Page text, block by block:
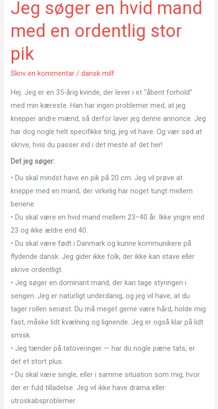
Jeg søger en hvid mand
med en ordentlig stor
pik
Skriv en kommentar /dansk milf
Hej. Jeg er en 35-årig kvinde, der lever i et “åbent forhold”
med min kæreste. Han har ingen problemer med, at jeg
knepper andre mænd, så derfor laver jeg denne annonce. Jeg
har dog nogle helt specifikke ting, jeg vil have. Og vær sød at
skrive, hvis du passer ind i det meste af det her!
Det jeg søger:
• Du skal mindst have en pik på 20 cm. Jeg vil prøve at
kneppe med en mand, der virkelig har noget tungt mellem
benene.
• Du skal være en hvid mand mellem 23–40 år. Ikke yngre end
23 og ikke ældre end 40.
• Du skal være født i Danmark og kunne kommunikere på
flydende dansk. Jeg gider ikke folk, der ikke kan stave eller
skrive ordentligt.
• Jeg søger en dominant mand, der kan tage styringen i
sengen. Jeg er naturligt underdanig, og jeg vil have, at du
tager rollen seriøst. Du må meget gerne være hård, holde mig
fast, måske lidt kvælning og lignende. Jeg er også klar på lidt
smisk.
• Jeg tænder på tatoveringer — har du nogle pæne tats, er
det et stort plus.
• Du skal være single, eller i samme situation som mig, hvor
der er fuld tilladelse. Jeg vil ikke have drama eller
utroskabsproblemer.